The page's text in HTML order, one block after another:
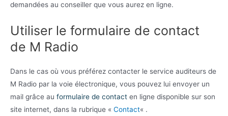
demandées au conseiller que vous aurez en ligne.
Utiliser le formulaire de contact
de M Radio
Dans le cas où vous préférez contacter le service auditeurs de
M Radio par la voie électronique, vous pouvez lui envoyer un
mail grâce au formulaire de contact en ligne disponible sur son
site internet, dans la rubrique « Contact« .